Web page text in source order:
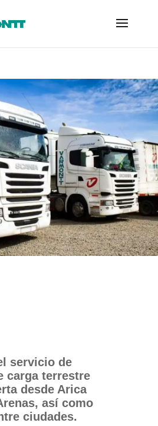
servicio de
carga terrestre
desde Arica
así como
ciudades.